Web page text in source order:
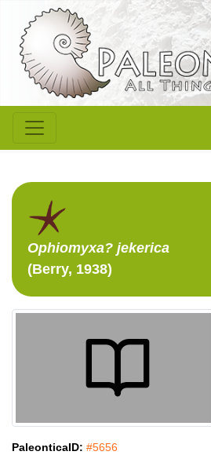
Ophiomyxa? jekerica
(Berry, 1938)
PaleonticaID: #5656